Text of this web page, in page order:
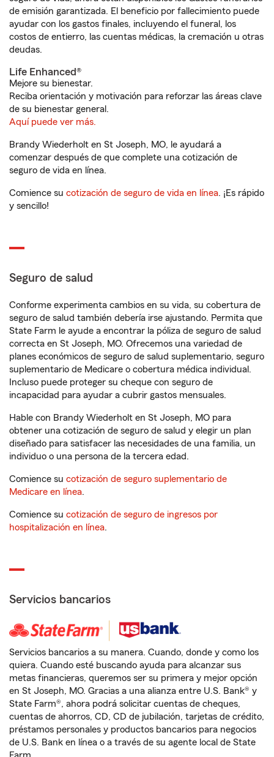
de emisión garantizada. El beneficio por fallecimiento puede
ayudar con los gastos finales, incluyendo el funeral, los
costos de entierro, las cuentas médicas, la cremación u otras
deudas.
Life Enhanced®
Mejore su bienestar.
Reciba orientación y motivación para reforzar las áreas clave
de su bienestar general.
Aquí puede ver más.
Brandy Wiederholt en St Joseph, MO, le ayudará a
comenzar después de que complete una cotización de
seguro de vida en línea.
Comience su cotización de seguro de vida en línea. ¡Es rápido
y sencillo!
Seguro de salud
Conforme experimenta cambios en su vida, su cobertura de
seguro de salud también debería irse ajustando. Permita que
State Farm le ayude a encontrar la póliza de seguro de salud
correcta en St Joseph, MO. Ofrecemos una variedad de
planes económicos de seguro de salud suplementario, seguro
suplementario de Medicare o cobertura médica individual.
Incluso puede proteger su cheque con seguro de
incapacidad para ayudar a cubrir gastos mensuales.
Hable con Brandy Wiederholt en St Joseph, MO para
obtener una cotización de seguro de salud y elegir un plan
diseñado para satisfacer las necesidades de una familia, un
individuo o una persona de la tercera edad.
Comience su cotización de seguro suplementario de
Medicare en línea.
Comience su cotización de seguro de ingresos por
hospitalización en línea.
Servicios bancarios
Servicios bancarios a su manera. Cuando, donde y como los
quiera. Cuando esté buscando ayuda para alcanzar sus
metas financieras, queremos ser su primera y mejor opción
en St Joseph, MO. Gracias a una alianza entre U.S. Bank® y
State Farm®, ahora podrá solicitar cuentas de cheques,
cuentas de ahorros, CD, CD de jubilación, tarjetas de crédito,
préstamos personales y productos bancarios para negocios
de U.S. Bank en línea o a través de su agente local de State